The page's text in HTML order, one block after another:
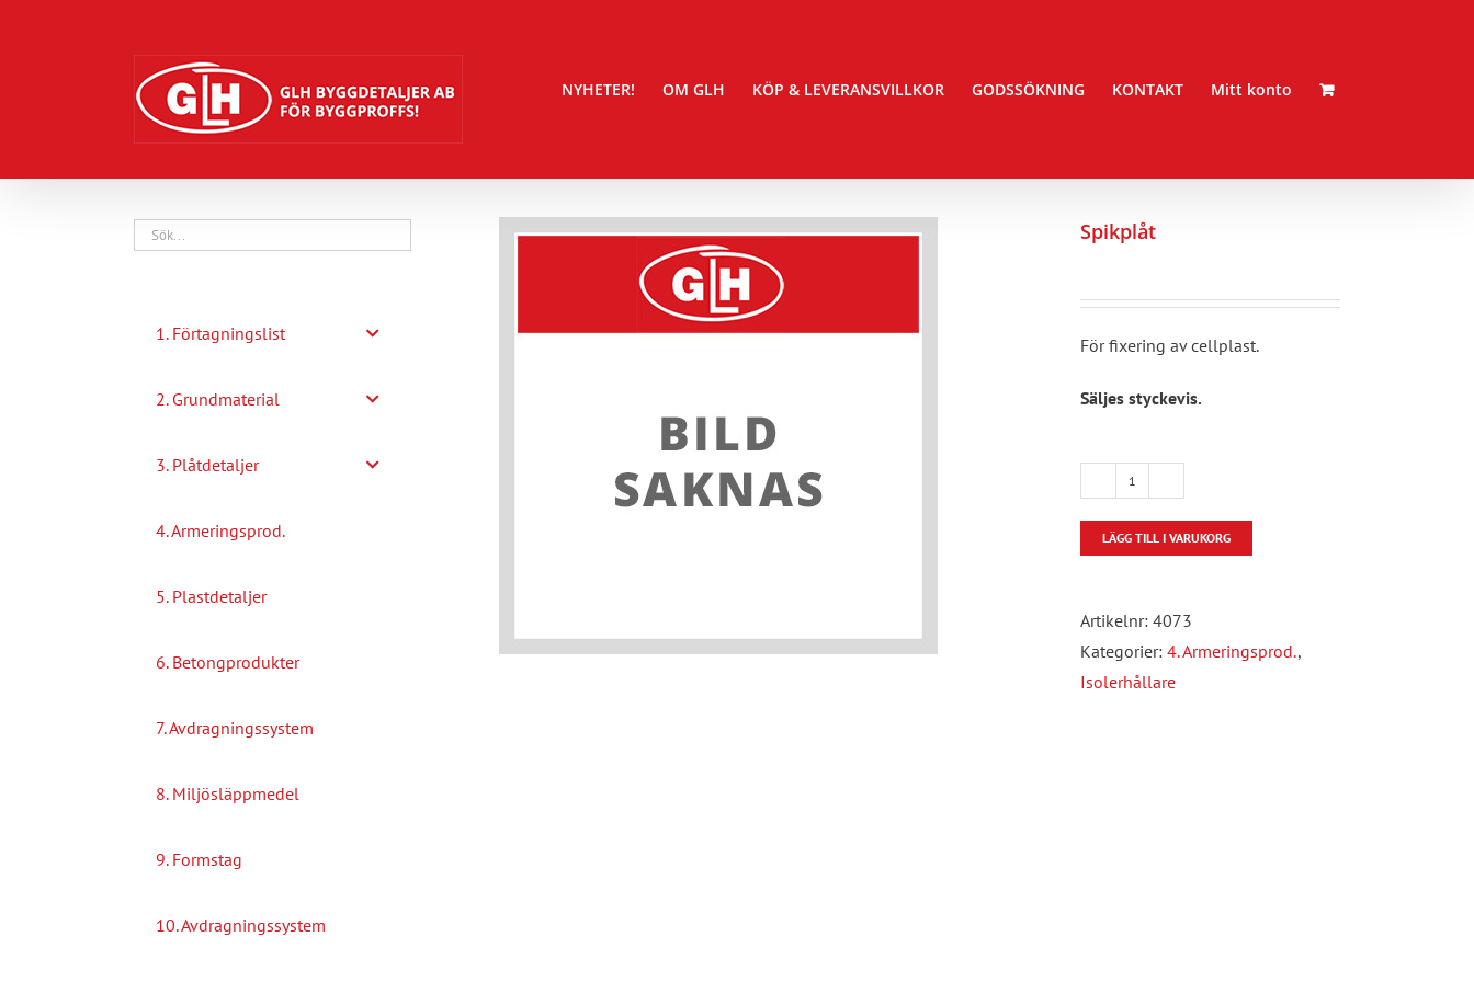
NYHETER! OM GLH KÖP & LEVERANSVILLKOR GODSSÖKNING KONTAKT Mitt konto
Spikplåt
För fixering av cellplast.
Säljes styckevis.
Spikplåt
mängd
LÄGG TILL I VARUKORG
Artikelnr: 4073
Kategorier: 4. Armeringsprod.,
Isolerhållare
1. Förtagningslist
2. Grundmaterial
3. Plåtdetaljer
4. Armeringsprod.
5. Plastdetaljer
6. Betongprodukter
7. Avdragningssystem
8. Miljösläppmedel
9. Formstag
10. Avdragningssystem